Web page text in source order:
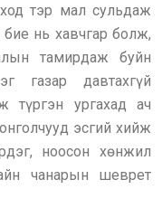
тэр мал сульдаж
нь хавчгар болж,
тамирдаж буйн
газар давтахгүй
түргэн ургахад ач
эсгий хийж
ноосон хөнжил
чанарын шеврет